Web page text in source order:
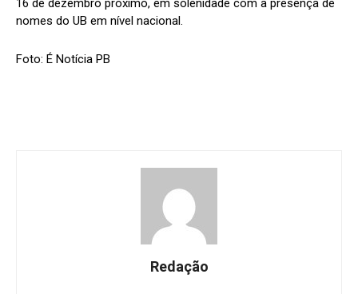
16 de dezembro próximo, em solenidade com a presença de
nomes do UB em nível nacional.
Foto: É Notícia PB
Redação